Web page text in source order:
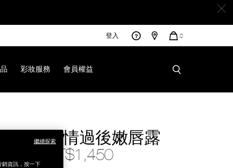
登入
您
0
彩妝服務 會員權益
激情過後嫩唇露
NT$1,450
銷資訊，按一下
繼續探索